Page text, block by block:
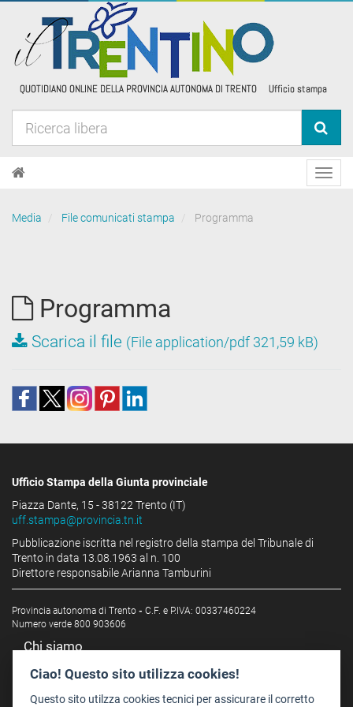
Media File comunicati stampa Programma
Programma
Scarica il file (File application/pdf 321,59 kB)
Ufficio Stampa della Giunta provinciale
Piazza Dante, 15 - 38122 Trento (IT)
uff.stampa@provincia.tn.it
Pubblicazione iscritta nel registro della stampa del Tribunale di
Trento in data 13.08.1963 al n. 100
Direttore responsabile Arianna Tamburini
Provincia autonoma di Trento - C.F. e P.IVA: 00337460224
Numero verde 800 903606
Chi siamo
Redazione
Staff
Ciao! Questo sito utilizza cookies!
Questo sito utilzza cookies tecnici per assicurare il corretto